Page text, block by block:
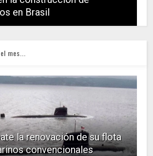
en Brasil
mes...
la renovación de su flota
convencionales